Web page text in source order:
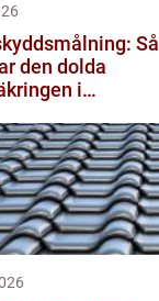
Så
den dolda
i